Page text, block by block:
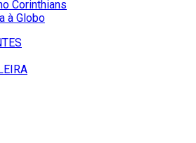
Corinthians
à Globo